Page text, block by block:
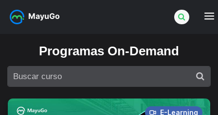
MayuGo
Programas On-Demand
E-Learning